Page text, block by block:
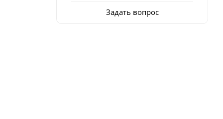
Задать вопрос